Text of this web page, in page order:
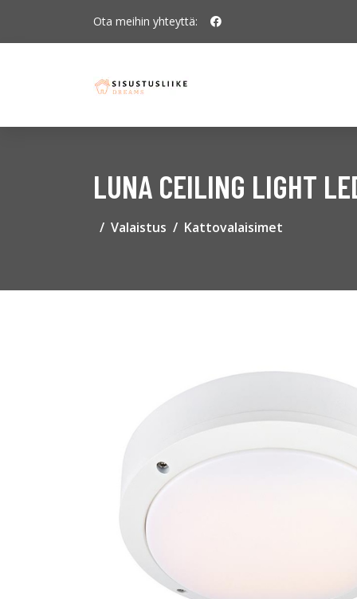
Ota meihin yhteyttä:
LUNA CEILING LIGHT
Valaistus Kattovalaisimet